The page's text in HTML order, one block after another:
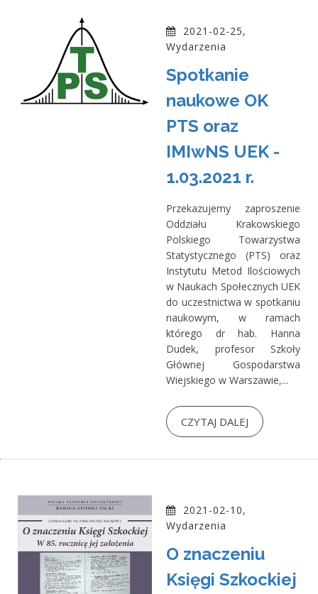
2021-02-25,
Wydarzenia
Spotkanie
naukowe OK
PTS oraz
IMIwNS UEK -
1.03.2021 r.
Przekazujemy zaproszenie
Oddziału Krakowskiego
Polskiego Towarzystwa
Statystycznego (PTS) oraz
Instytutu Metod Ilościowych
w Naukach Społecznych UEK
do uczestnictwa w spotkaniu
naukowym, w ramach
którego dr hab. Hanna
Dudek, profesor Szkoły
Głównej Gospodarstwa
Wiejskiego w Warszawie,...
CZYTAJ DALEJ
2021-02-10,
Wydarzenia
O znaczeniu
Księgi Szkockiej